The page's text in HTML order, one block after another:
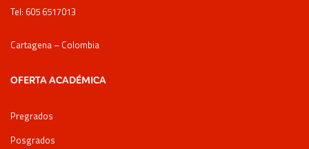
Tel: 605 6517013
Cartagena – Colombia
OFERTA ACADÉMICA
Pregrados
Posgrados